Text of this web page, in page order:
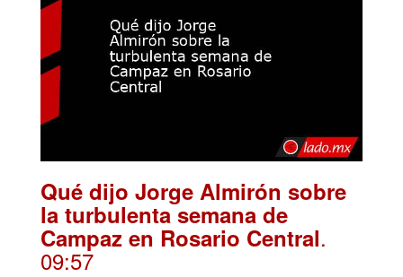
Qué dijo Jorge Almirón sobre
la turbulenta semana de
Campaz en Rosario Central.
09:57